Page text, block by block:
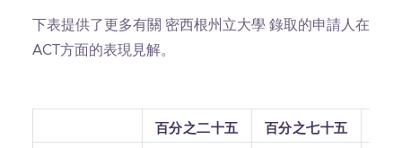
下表提供了更多有關 密西根州立大學 錄取的申請人在
ACT方面的表現見解。
百分之二十五 百分之七十五